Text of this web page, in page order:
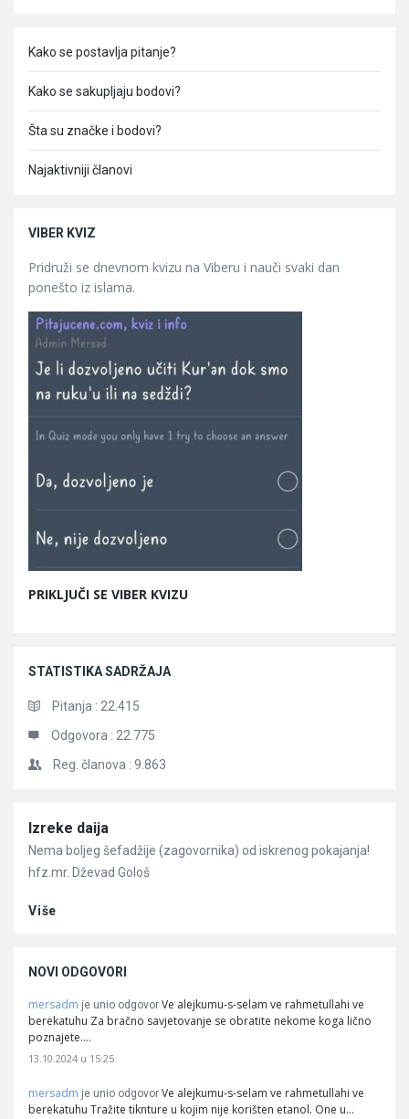
Kako se postavlja pitanje?
Kako se sakupljaju bodovi?
Šta su značke i bodovi?
Najaktivniji članovi
VIBER KVIZ
Pridruži se dnevnom kvizu na Viberu i nauči svaki dan
ponešto iz islama.
PRIKLJUČI SE VIBER KVIZU
STATISTIKA SADRŽAJA
Pitanja : 22.415
Odgovora : 22.775
Reg. članova : 9.863
Članci
Izreke daija
Nema boljeg šefadžije (zagovornika) od iskrenog pokajanja!
hfz.mr. Dževad Gološ
Više
NOVI ODGOVORI
mersadm je unio odgovor Ve alejkumu-s-selam ve rahmetullahi ve
berekatuhu Za bračno savjetovanje se obratite nekome koga lično
poznajete.…
13.10.2024 u 15:25
mersadm je unio odgovor Ve alejkumu-s-selam ve rahmetullahi ve
berekatuhu Tražite tiknture u kojim nije korišten etanol. One u…